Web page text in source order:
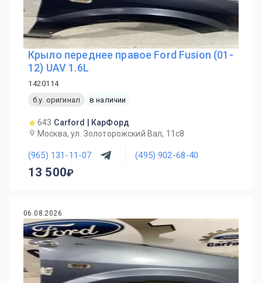
Крыло переднее правое Ford Fusion (01-
12) UAV 1.6L
1420114
б.у. оригинал
в наличии
643 Carford | КарФорд
Москва, ул. Золоторожский Вал, 11с8
(965) 131-11-07 (495) 902-68-40
13 500
06.08.2026